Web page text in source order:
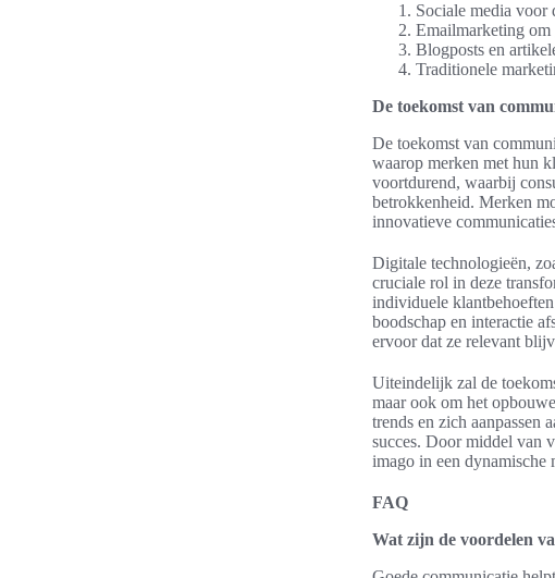
Sociale media voor
Emailmarketing om
Blogposts en
Traditionele
De toekomst van
De toekomst van
waarop merken met hun
voortdurend, waarbij
betrokkenheid. Merken
innovatieve
Digitale technologieën,
cruciale rol in deze
individuele
boodschap en interactie
ervoor dat ze relevant
Uiteindelijk zal de
maar ook om het
trends en zich aanpassen
succes. Door middel van
imago in een dynamische
FAQ
Wat zijn de voordelen